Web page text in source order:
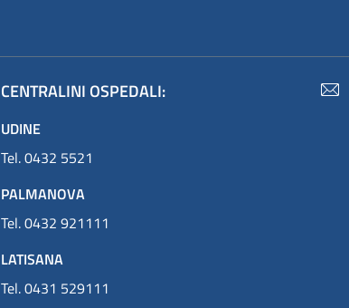
CENTRALINI OSPEDALI:
UDINE
Tel. 0432 5521
PALMANOVA
Tel. 0432 921111
LATISANA
Tel. 0431 529111